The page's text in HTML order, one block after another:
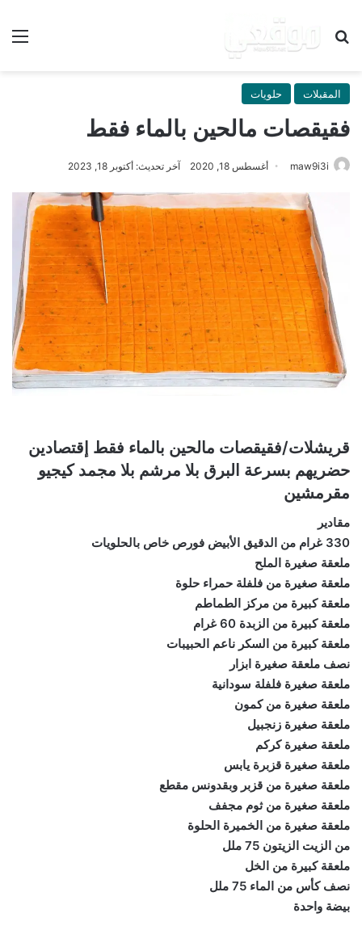
بحث عن
المقبلات حلويات
فقيقصات مالحين بالماء فقط
maw9i3i أغسطس 18, 2020 آخر تحديث: أكتوبر 18, 2023
قريشلات/فقيقصات مالحين بالماء فقط إقتصادين
حضريهم بسرعة البرق بلا مرشم بلا مجمد كيجيو
مقرمشين
مقادير
330 غرام من الدقيق الأبيض فورص خاص بالحلويات
ملعقة صغيرة الملح
ملعقة صغيرة من فلفلة حمراء حلوة
ملعقة كبيرة من مركز الطماطم
ملعقة كبيرة من الزبدة 60 غرام
ملعقة كبيرة من السكر ناعم الحبيبات
نصف ملعقة صغيرة ابزار
ملعقة صغيرة فلفلة سودانية
ملعقة صغيرة من كمون
ملعقة صغيرة زنجبيل
ملعقة صغيرة كركم
ملعقة صغيرة قزبرة يابس
ملعقة صغيرة من قزبر وبقدونس مقطع
ملعقة صغيرة من ثوم مجفف
ملعقة صغيرة من الخميرة الحلوة
من الزيت الزيتون 75 ملل
ملعقة كبيرة من الخل
نصف كأس من الماء 75 ملل
بيضة واحدة